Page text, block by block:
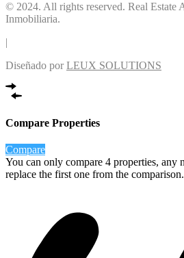
© 2024. All rights reserved. Real Estate
Inmobiliaria.
Diseñado por LEUX SOLUTIONS
Compare Properties
Compare
You can only compare 4 properties, any
replace the first one from the comparison.